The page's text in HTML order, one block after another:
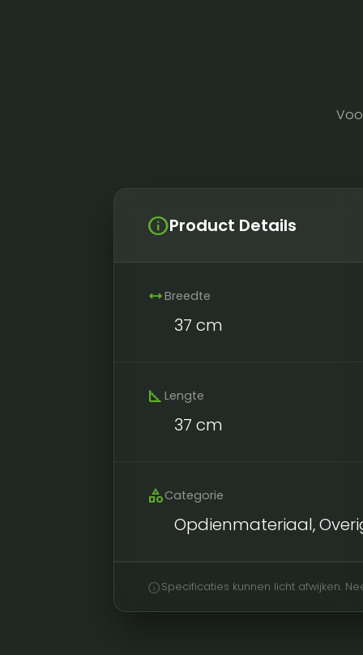
infoProduct Details
widthBreedte
37 cm
square_foot Lengte
37 cm
categoryCategorie
Opdienmateriaal,
infoSpecificaties kunnen licht afwijken.